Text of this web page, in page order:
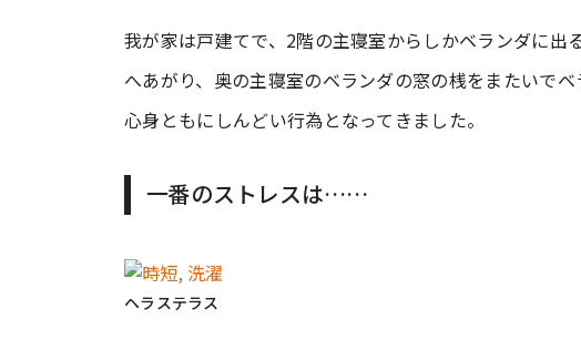
我が家は戸建てで、2階の主寝室からしかベランダに出
へあがり、奥の主寝室のベランダの窓の桟をまたいで
心身ともにしんどい行為となってきました。
一番のストレスは……
ヘラステラス